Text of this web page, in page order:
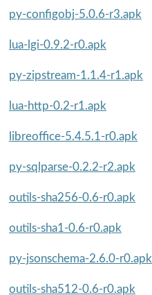
py-configobj-5.0.6-r3.apk
lua-lgi-0.9.2-r0.apk
py-zipstream-1.1.4-r1.apk
lua-http-0.2-r1.apk
libreoffice-5.4.5.1-r0.apk
py-sqlparse-0.2.2-r2.apk
outils-sha256-0.6-r0.apk
outils-sha1-0.6-r0.apk
py-jsonschema-2.6.0-r0.apk
outils-sha512-0.6-r0.apk